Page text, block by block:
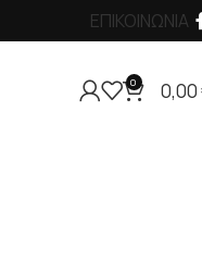
ΕΠΙΚΟΙΝΩΝΙΑ
0 0,00